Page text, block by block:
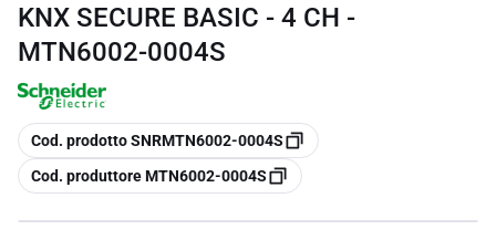
KNX SECURE BASIC - 4 CH -
MTN6002-0004S
copia
Cod. prodotto SNRMTN6002-0004S
copia
Cod. produttore MTN6002-0004S